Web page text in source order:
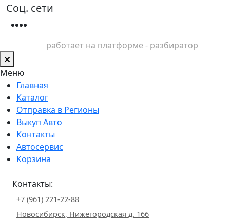
Соц. сети
работает на платформе - разбиратор
Меню
Главная
Каталог
Отправка в Регионы
Выкуп Авто
Контакты
Автосервис
Корзина
Контакты:
+7 (961) 221-22-88
Новосибирск, Нижегородская д. 166